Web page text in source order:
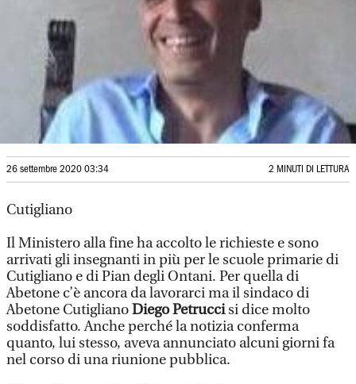
26 settembre 2020 03:34 2 MINUTI DI LETTURA
Cutigliano
Il Ministero alla fine ha accolto le richieste e sono
arrivati gli insegnanti in più per le scuole primarie di
Cutigliano e di Pian degli Ontani. Per quella di
Abetone c’è ancora da lavorarci ma il sindaco di
Abetone CutiglianoDiego Petruccisi dice molto
soddisfatto. Anche perché la notizia conferma
quanto, lui stesso, aveva annunciato alcuni giorni fa
nel corso di una riunione pubblica.